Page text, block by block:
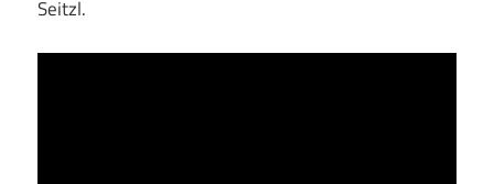
Seitzl.